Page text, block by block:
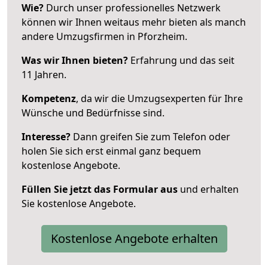
Wie? Durch unser professionelles Netzwerk
können wir Ihnen weitaus mehr bieten als manch
andere Umzugsfirmen in Pforzheim.
Was wir Ihnen bieten? Erfahrung und das seit
11 Jahren.
Kompetenz, da wir die Umzugsexperten für Ihre
Wünsche und Bedürfnisse sind.
Interesse? Dann greifen Sie zum Telefon oder
holen Sie sich erst einmal ganz bequem
kostenlose Angebote.
Füllen Sie jetzt das Formular aus und erhalten
Sie kostenlose Angebote.
Kostenlose Angebote erhalten